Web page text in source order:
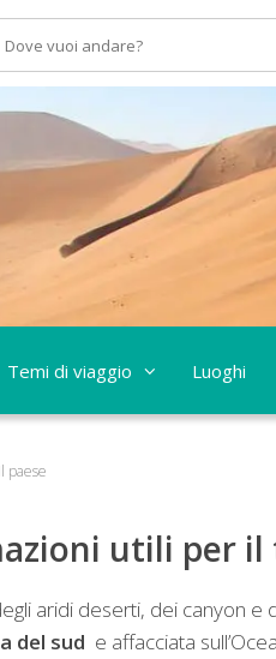
Temi di viaggio Luoghi
Il paese
utili per il
aridi deserti, dei canyon e
del sud e affacciata